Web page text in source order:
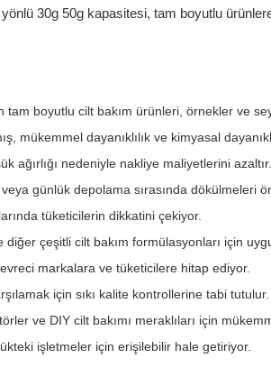
yönlü 30g 50g kapasitesi, tam boyutlu
tam boyutlu cilt bakım ürünleri, örnekler ve
mükemmel dayanıklılık ve kimyasal
ağırlığı nedeniyle nakliye maliyetlerini azaltır.
günlük depolama sırasında dökülmeleri
tüketicilerin dikkatini çekiyor.
çeşitli cilt bakım formülasyonları için
markalara ve tüketicilere hitap ediyor.
için sıkı kalite kontrollerine tabi tutulur.
ve DIY cilt bakımı meraklıları için
işletmeler için erişilebilir hale getiriyor.